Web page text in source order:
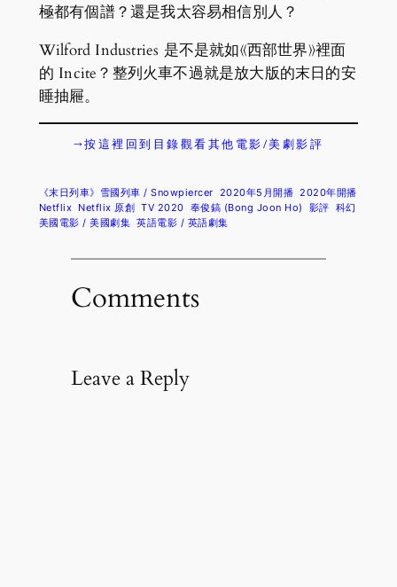
極都有個譜？還是我太容易相信別人？
Wilford Industries 是不是就如《西部世界》裡面
的 Incite？整列火車不過就是放大版的末日的安
睡抽屜。
→按這裡回到目錄觀看其他電影/美劇影評
《末日列車》雪國列車 / Snowpiercer 2020年5月開播 2020年開播
Netflix Netflix 原創 TV 2020 奉俊鎬 (Bong Joon Ho) 影評 科幻
美國電影 / 美國劇集 英語電影 / 英語劇集
Comments
Leave a Reply